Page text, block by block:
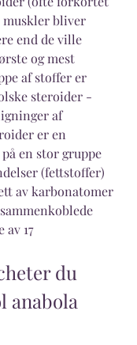
muskler bliver
end de ville
og mest
af stoffer er
steroider -
af
er en
en stor gruppe
(fettstoffer)
av karbonatomer
av 17
du
anabola